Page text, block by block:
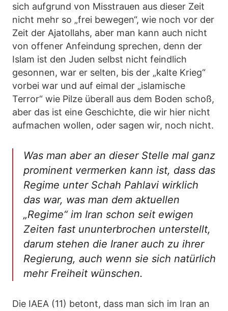
sich aufgrund von Misstrauen aus dieser Zeit
nicht mehr so „frei bewegen“, wie noch vor der
Zeit der Ajatollahs, aber man kann auch nicht
von offener Anfeindung sprechen, denn der
Islam ist den Juden selbst nicht feindlich
gesonnen, war er selten, bis der „kalte Krieg“
vorbei war und auf eimal der „islamische
Terror“ wie Pilze überall aus dem Boden schoß,
aber das ist eine Geschichte, die wir hier nicht
aufmachen wollen, oder sagen wir, noch nicht.
Was man aber an dieser Stelle mal ganz
prominent vermerken kann ist, dass das
Regime unter Schah Pahlavi wirklich
das war, was man dem aktuellen
„Regime“ im Iran schon seit ewigen
Zeiten fast ununterbrochen unterstellt,
darum stehen die Iraner auch zu ihrer
Regierung, auch wenn sie sich natürlich
mehr Freiheit wünschen.
Die IAEA (11) betont, dass man sich im Iran an